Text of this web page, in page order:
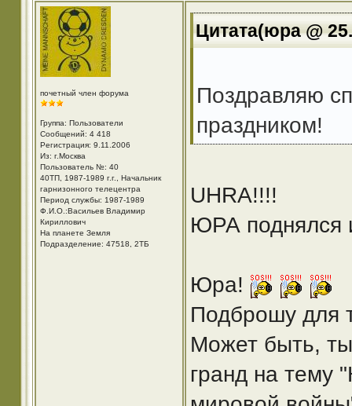
почетный член форума
Группа: Пользователи
Сообщений: 4 418
Регистрация: 9.11.2006
Из: г.Москва
Пользователь №: 40
40ТП, 1987-1989 г.г., Начальник
гарнизонного телецентра
Период службы: 1987-1989
Ф.И.О.:Васильев Владимир
Кириллович
На планете Земля
Подразделение: 47518, 2ТБ
Цитата(юра @
Поздравляю
праздником!
UHRA!!!!
ЮРА поднялся
Юра!
Подброшу для
Может быть,
гранд на тему